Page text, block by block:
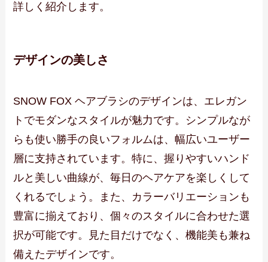
詳しく紹介します。
デザインの美しさ
SNOW FOX ヘアブラシのデザインは、エレガン
トでモダンなスタイルが魅力です。シンプルなが
らも使い勝手の良いフォルムは、幅広いユーザー
層に支持されています。特に、握りやすいハンド
ルと美しい曲線が、毎日のヘアケアを楽しくして
くれるでしょう。また、カラーバリエーションも
豊富に揃えており、個々のスタイルに合わせた選
択が可能です。見た目だけでなく、機能美も兼ね
備えたデザインです。